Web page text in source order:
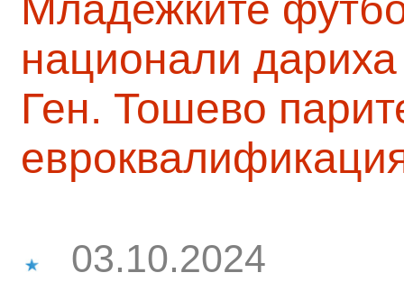
Младежките
национали
Ген. Тошево
03.10.2024